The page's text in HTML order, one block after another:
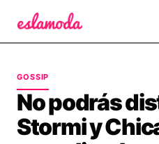
GOSSIP
No podrás
Stormi y